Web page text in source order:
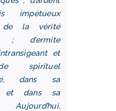
impétueux
de la vérité
; d’ermite
et
spirituel
dans sa
et dans sa
Aujourd’hui,